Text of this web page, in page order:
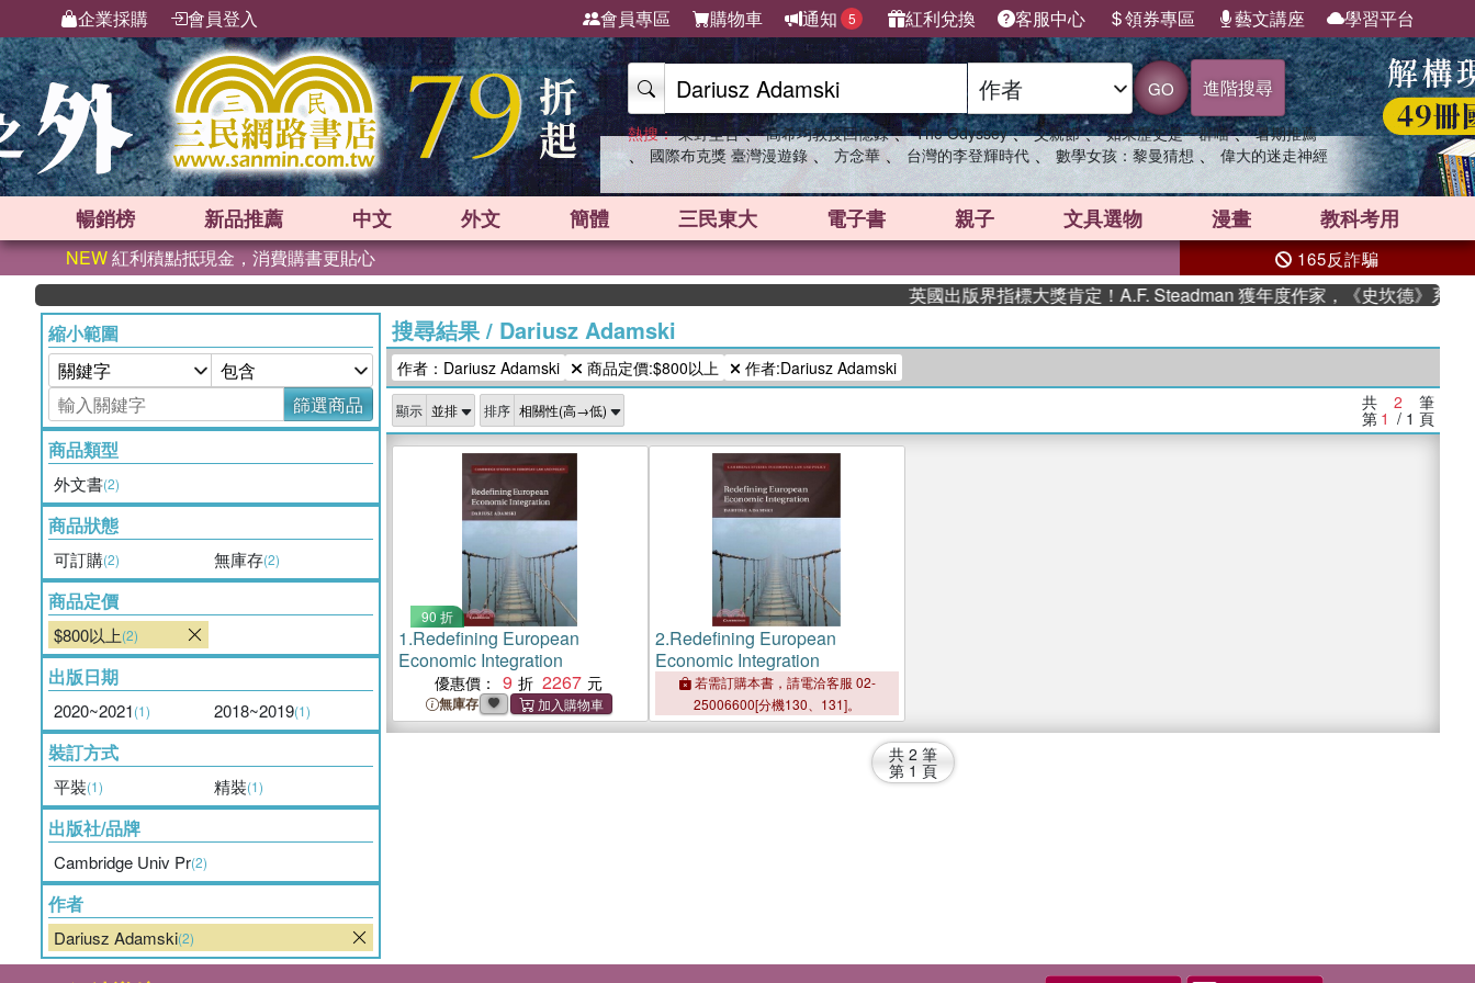
企業採購 會員登入 會員專區 購物車 通知 5 紅利兌換 客服中心 領券專區 藝文講座 學習平台
GO 進階搜尋
熱搜： 東野圭吾 、 高希均教授回憶錄 、 The Odyssey 、 父親節 、 如果歷史是一群喵 、 暑期推薦
、 國際布克獎 臺灣漫遊錄 、 方念華 、 台灣的李登輝時代 、 數學女孩：黎曼猜想 、 偉大的迷走神經
暢銷榜 新品推薦 中文 外文 簡體 三民東大 電子書 親子 文具選物 漫畫 教科考用
NEW紅利積點抵現金，消費購書更貼心 165反詐騙
英國出版界指標大獎肯定！A.F. Steadman 獲年度作家，《史坎德》系列帶
縮小範圍
篩選商品
商品類型
外文書(2)
商品狀態
可訂購(2) 無庫存(2)
商品定價
$800以上(2)
出版日期
2020~2021(1) 2018~2019(1)
裝訂方式
平裝(1) 精裝(1)
出版社/品牌
Cambridge Univ Pr(2)
作者
Dariusz Adamski(2)
搜尋結果/ Dariusz Adamski
作者：Dariusz Adamski 商品定價:$800以上 作者:Dariusz Adamski
顯示 排序 共 2 筆
第 1 / 1 頁
90 折
1.Redefining European
Economic Integration
優惠價： 9 2267
無庫存
2.Redefining European
Economic Integration
若需訂購本書，請電洽客服 02-
25006600[分機130、131]。
共 2 筆
第 1 頁